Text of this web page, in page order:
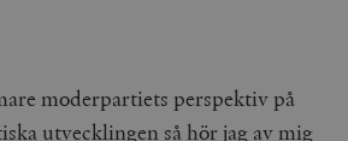
moderpartiets perspektiv på
utvecklingen så hör jag av mig